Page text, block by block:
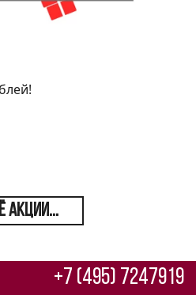
АКЦИИ...
+7 (495) 7247919